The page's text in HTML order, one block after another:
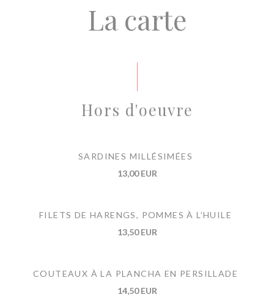
La carte
Hors d'oeuvre
SARDINES MILLÉSIMÉES
13,00 EUR
FILETS DE HARENGS, POMMES À L’HUILE
13,50 EUR
COUTEAUX À LA PLANCHA EN PERSILLADE
14,50 EUR